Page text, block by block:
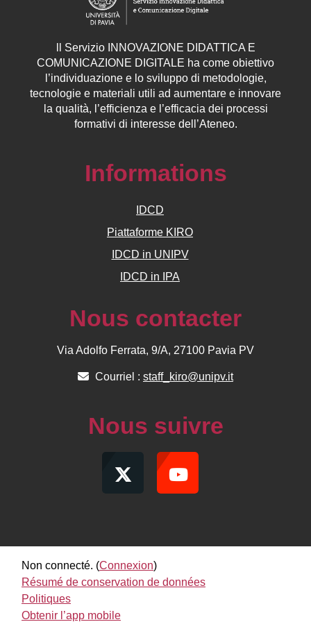
Servizio INNOVAZIONE DIDATTICA E
COMUNICAZIONE DIGITALE ha come obiettivo
l’individuazione e lo sviluppo di metodologie,
tecnologie e materiali utili ad aumentare e innovare
la qualità, l’efficienza e l’efficacia dei processi
formativi di interesse dell’Ateneo.
Informations
IDCD
Piattaforme KIRO
IDCD in UNIPV
IDCD in IPA
Nous contacter
Via Adolfo Ferrata, 9/A, 27100 Pavia PV
Courriel : staff_kiro@unipv.it
Nous suivre
Non connecté. (Connexion)
Résumé de conservation de données
Politiques
Obtenir l’app mobile